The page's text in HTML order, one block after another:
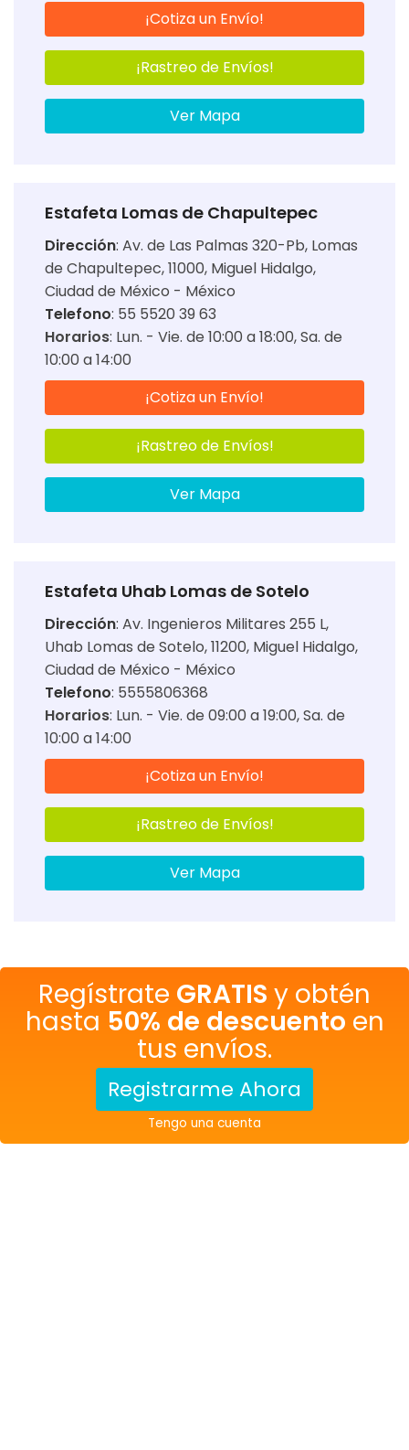
¡Cotiza un Envío!
¡Rastreo de Envíos!
Ver Mapa
Estafeta Lomas de Chapultepec
Dirección: Av. de Las Palmas 320-Pb, Lomas
de Chapultepec, 11000, Miguel Hidalgo,
Ciudad de México - México
Telefono: 55 5520 39 63
Horarios: Lun. - Vie. de 10:00 a 18:00 Sa. de
10:00 a 14:00
¡Cotiza un Envío!
¡Rastreo de Envíos!
Ver Mapa
Estafeta Uhab Lomas de Sotelo
Dirección: Av. Ingenieros Militares 255 L,
Uhab Lomas de Sotelo, 11200, Miguel Hidalgo,
Ciudad de México - México
Telefono: 5555806368
Horarios: Lun. - Vie. de 09:00 a 19:00 Sa. de
10:00 a 14:00
¡Cotiza un Envío!
¡Rastreo de Envíos!
Ver Mapa
Regístrate GRATIS y obtén
hasta 50% de descuento en
tus envíos.
Registrarme Ahora
Tengo una cuenta